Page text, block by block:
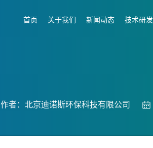
首页 关于我们 新闻动态 技术研发
作者：北京迪诺斯环保科技有限公司